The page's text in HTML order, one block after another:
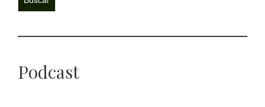
Podcast